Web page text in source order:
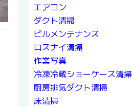
エアコン
ダクト清掃
ビルメンテナンス
ロスナイ清掃
作業写真
冷凍冷蔵ショーケース清掃
厨房排気ダクト清掃
床清掃